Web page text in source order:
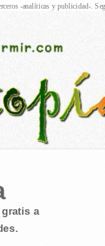
gratis a
-analíticas y publicidad-.